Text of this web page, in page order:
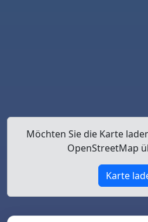
Möchten Sie die Karte
OpenStreetMap
Karte